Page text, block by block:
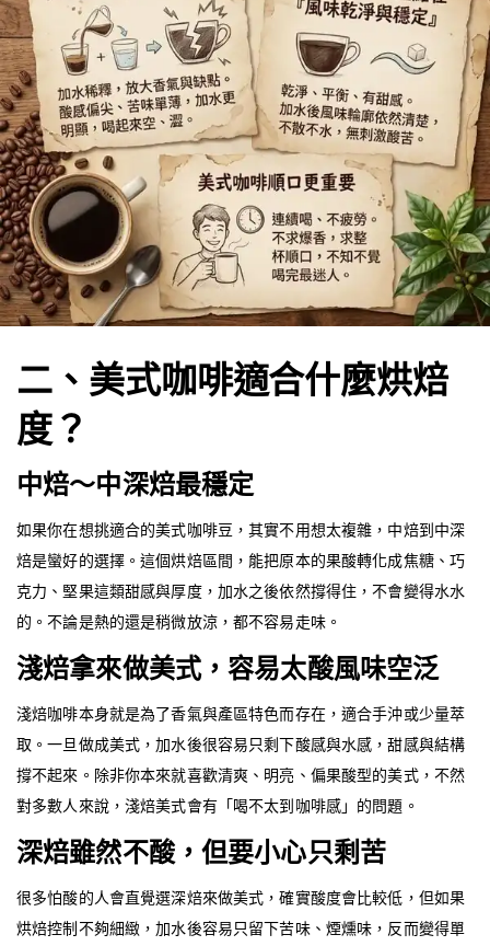
二、美式咖啡適合什麼烘焙
度？
中焙～中深焙最穩定
如果你在想挑適合的美式咖啡豆，其實不用想太複雜，中焙到中深
焙是蠻好的選擇。這個烘焙區間，能把原本的果酸轉化成焦糖、巧
克力、堅果這類甜感與厚度，加水之後依然撐得住，不會變得水水
的。不論是熱的還是稍微放涼，都不容易走味。
淺焙拿來做美式，容易太酸風味空泛
淺焙咖啡本身就是為了香氣與產區特色而存在，適合手沖或少量萃
取。一旦做成美式，加水後很容易只剩下酸感與水感，甜感與結構
撐不起來。除非你本來就喜歡清爽、明亮、偏果酸型的美式，不然
對多數人來說，淺焙美式會有「喝不太到咖啡感」的問題。
深焙雖然不酸，但要小心只剩苦
很多怕酸的人會直覺選深焙來做美式，確實酸度會比較低，但如果
烘焙控制不夠細緻，加水後容易只留下苦味、煙燻味，反而變得單